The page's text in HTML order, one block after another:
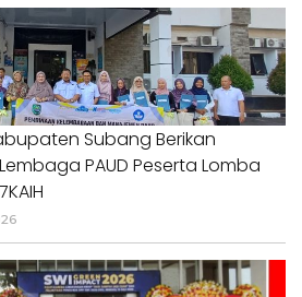
#SWINASIONAL #SWIJABAR
Subang Berikan
PAUD Peserta Lomba